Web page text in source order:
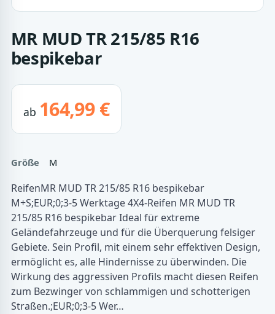
MR MUD TR 215/85 R16
bespikebar
ab 164,99 €
Größe M
ReifenMR MUD TR 215/85 R16 bespikebar
M+S;EUR;0;3-5 Werktage 4X4-Reifen MR MUD TR
215/85 R16 bespikebar Ideal für extreme
Geländefahrzeuge und für die Überquerung felsiger
Gebiete. Sein Profil, mit einem sehr effektiven Design,
ermöglicht es, alle Hindernisse zu überwinden. Die
Wirkung des aggressiven Profils macht diesen Reifen
zum Bezwinger von schlammigen und schotterigen
Straßen.;EUR;0;3-5 Wer…